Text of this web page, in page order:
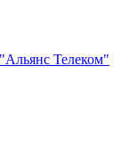
Телеком"